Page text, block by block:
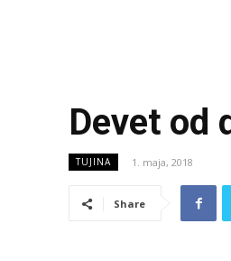
Devet od
TUJINA 1. maja, 2018
Share